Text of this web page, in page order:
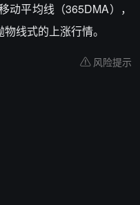
动平均线（365DMA），
线式的上涨行情。
风险提示